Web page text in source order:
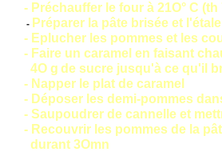
- Préchauffer le four à 21O° C (th
- Préparer la pâte brisée et
- Eplucher les pommes et les
- Faire un caramel en faisant
4O g de sucre jusqu'à ce qu'il
- Napper le plat de caramel
- Déposer les demi-pommes
- Saupoudrer de cannelle et
- Recouvrir les pommes de la
durant 3Omn